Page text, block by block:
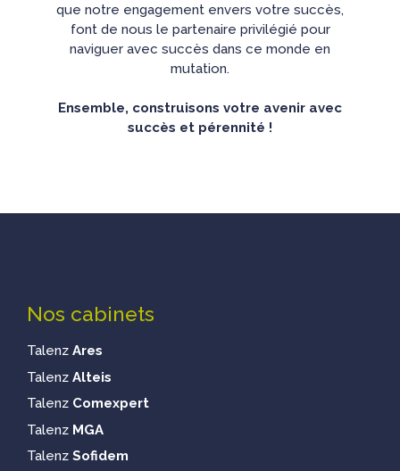
que notre engagement envers votre succès,
font de nous le partenaire privilégié pour
naviguer avec succès dans ce monde en
mutation.
Ensemble, construisons votre avenir avec
succès et pérennité !
Nos cabinets
Talenz Ares
Talenz Alteis
Talenz Comexpert
Talenz MGA
Talenz Sofidem